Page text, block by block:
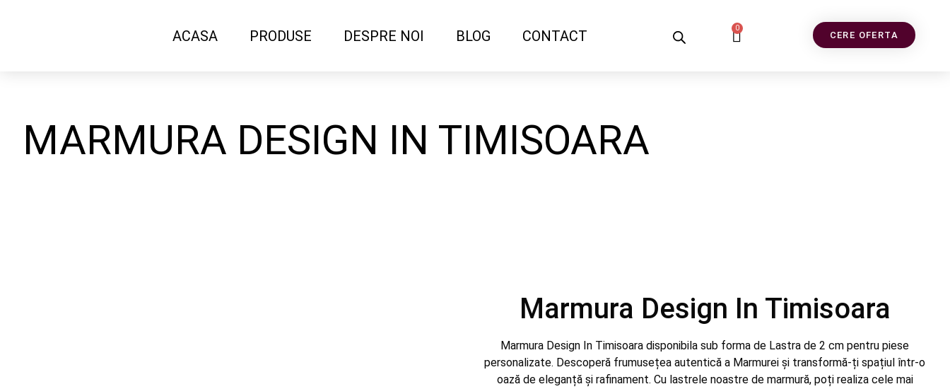
ACASA PRODUSE DESPRE NOI BLOG CONTACT 0
CERE OFERTA
MARMURA DESIGN IN TIMISOARA
Marmura Design In Timisoara
Marmura Design In Timisoara disponibila sub forma de Lastra de 2 cm pentru piese
personalizate. Descoperă frumusețea autentică a Marmurei și transformă-ți spațiul într-o
oază de eleganță și rafinament. Cu lastrele noastre de marmură, poți realiza cele mai